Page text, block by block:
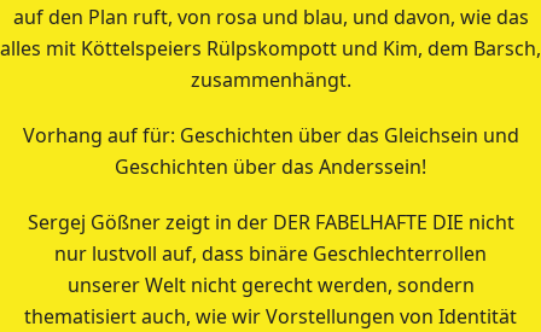
auf den Plan ruft, von rosa und blau, und davon, wie das
alles mit Köttelspeiers Rülpskompott und Kim, dem Barsch,
zusammenhängt.
Vorhang auf für: Geschichten über das Gleichsein und
Geschichten über das Anderssein!
Sergej Gößner zeigt in der DER FABELHAFTE DIE nicht
nur lustvoll auf, dass binäre Geschlechterrollen
unserer Welt nicht gerecht werden, sondern
thematisiert auch, wie wir Vorstellungen von Identität